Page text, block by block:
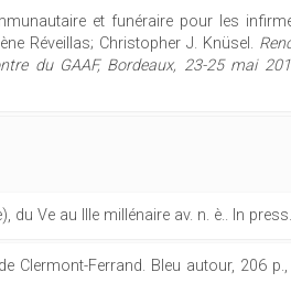
et funéraire pour les
Réveillas; Christopher J. Knüsel.
du GAAF, Bordeaux, 23-25 mai
Ve au IIIe millénaire av. n. è.. In press.
Clermont-Ferrand. Bleu autour, 206